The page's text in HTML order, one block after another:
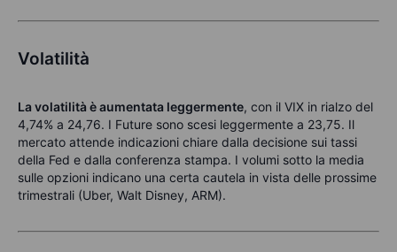
Volatilità
La volatilità è aumentata leggermente, con il VIX in rialzo del
4,74% a 24,76. I Future sono scesi leggermente a 23,75. Il
mercato attende indicazioni chiare dalla decisione sui tassi
della Fed e dalla conferenza stampa. I volumi sotto la media
sulle opzioni indicano una certa cautela in vista delle prossime
trimestrali (Uber, Walt Disney, ARM).